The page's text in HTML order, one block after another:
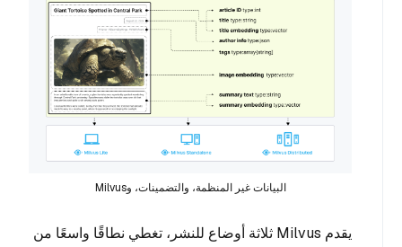
البيانات غير المنظمة، والتضمينات، وMilvus
يقدم Milvus ثلاثة أوضاع للنشر، تغطي نطاقًا واسعًا من